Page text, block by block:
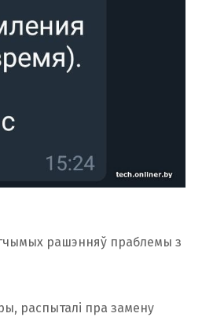
рашэнняў праблемы з
распыталі пра замену